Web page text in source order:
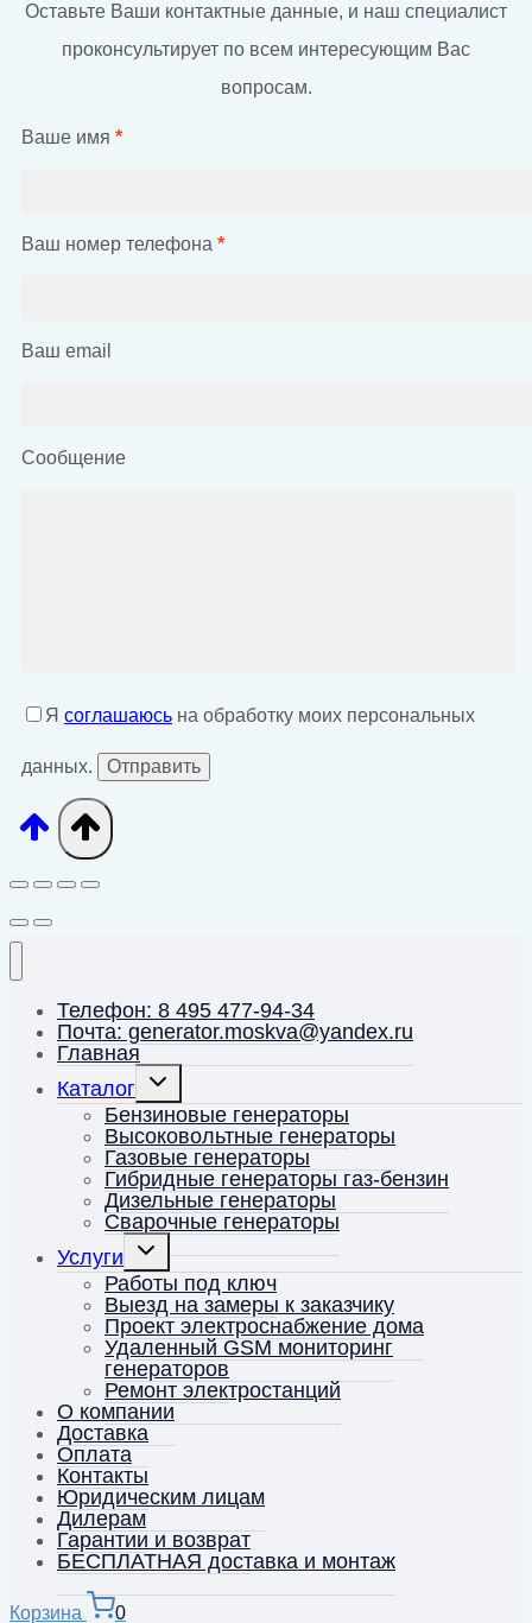
Оставьте Ваши контактные данные, и наш специалист
проконсультирует по всем интересующим Вас
вопросам.
Ваше имя *
Ваш номер телефона *
Ваш email
Сообщение
Я соглашаюсь на обработку моих персональных
данных.
Телефон: 8 495 477-94-34
Почта: generator.moskva@yandex.ru
Главная
Каталог
Переключить
меню
Бензиновые генераторы
Высоковольтные генераторы
Газовые генераторы
Гибридные генераторы газ-бензин
Дизельные генераторы
Сварочные генераторы
Услуги
Переключить
дочернее
меню
Работы под ключ
Выезд на замеры к заказчику
Проект электроснабжение дома
Удаленный GSM мониторинг
генераторов
Ремонт электростанций
О компании
Доставка
Оплата
Контакты
Юридическим лицам
Дилерам
Гарантии и возврат
БЕСПЛАТНАЯ доставка и монтаж
Корзина 0